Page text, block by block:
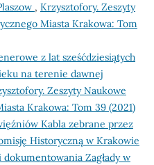
, Krzysztofory. Zeszyty
Miasta Krakowa: Tom
z lat sześćdziesiątych
na terenie dawnej
Zeszyty Naukowe
Krakowa: Tom 39 (2021)
Kabla zebrane przez
Historyczną w Krakowie
Zagłady w